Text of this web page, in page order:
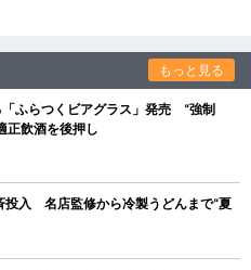
もっと見る
ふらつくビアグラス」発売 “強制
正飲酒を後押し
投入 名店監修から冷製うどんまで“夏